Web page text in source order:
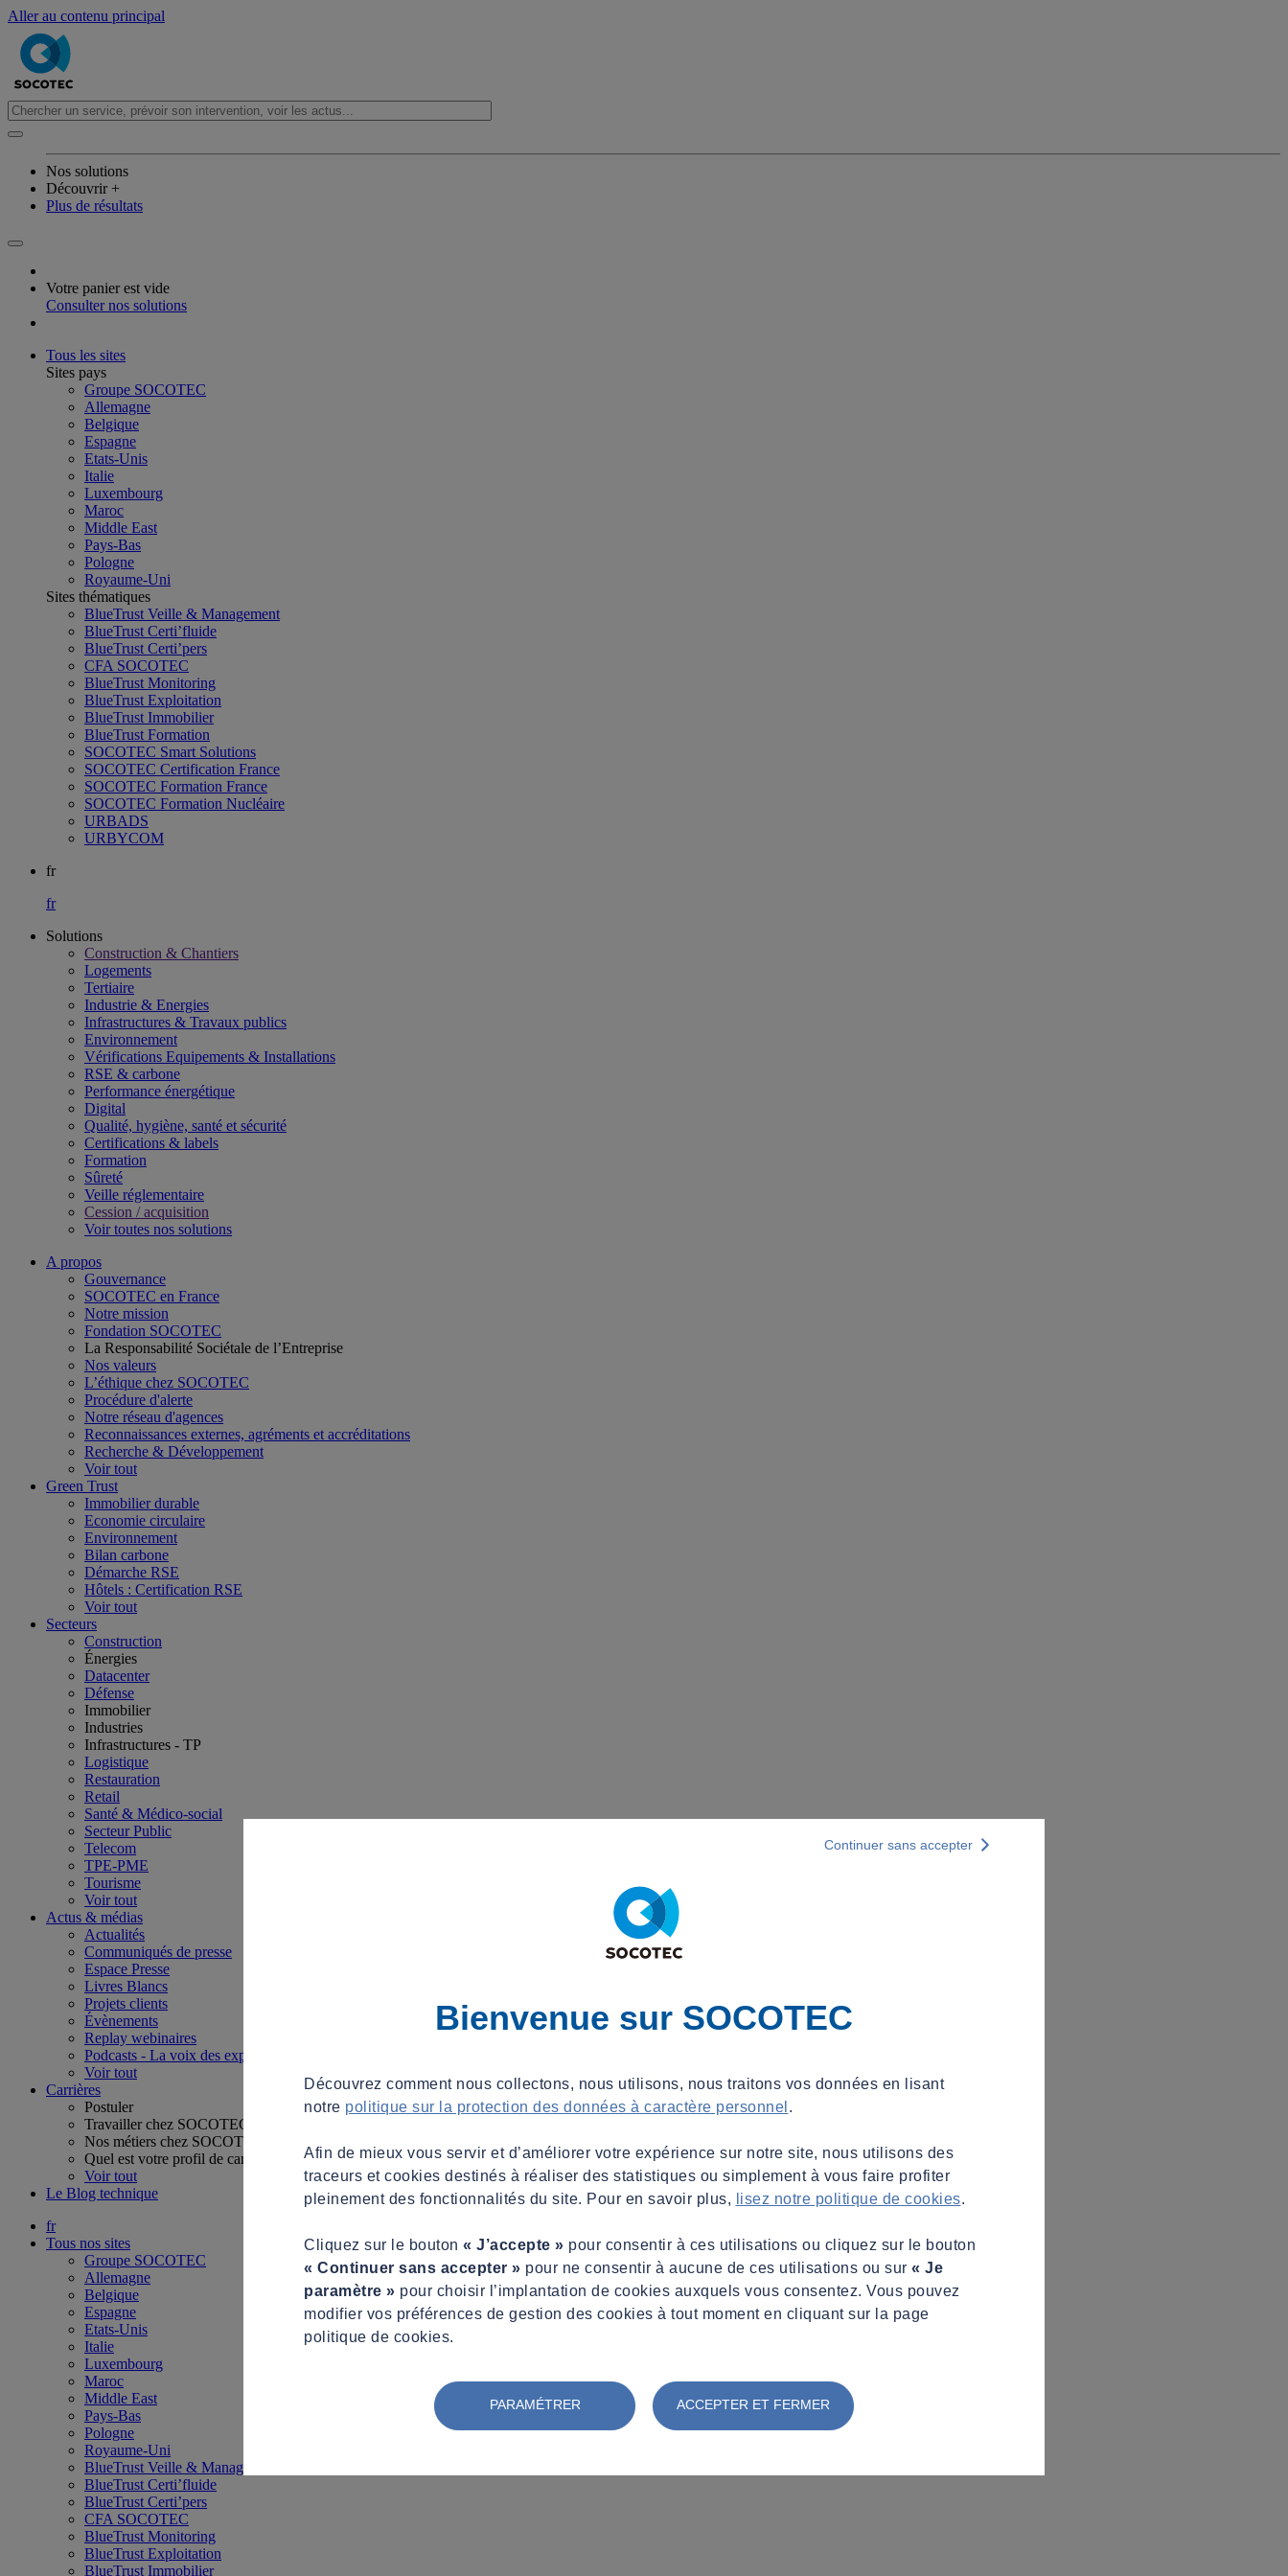
Aller au contenu principal
Nos solutions
Découvrir +
Plus de résultats
Votre panier est vide
Consulter nos solutions
Tous les sites
Sites pays
Groupe SOCOTEC
Allemagne
Belgique
Espagne
Etats-Unis
Italie
Luxembourg
Maroc
Middle East
Pays-Bas
Pologne
Royaume-Uni
Sites thématiques
BlueTrust Veille & Management
BlueTrust Certi’fluide
BlueTrust Certi’pers
CFA SOCOTEC
BlueTrust Monitoring
BlueTrust Exploitation
BlueTrust Immobilier
BlueTrust Formation
SOCOTEC Smart Solutions
SOCOTEC Certification France
SOCOTEC Formation France
SOCOTEC Formation Nucléaire
URBADS
URBYCOM
fr
fr
Solutions
Construction & Chantiers
Logements
Tertiaire​
Industrie & Energies
Infrastructures & Travaux publics​
Environnement​
Vérifications Equipements & Installations​
RSE & carbone​
Performance énergétique​
Digital
Qualité, hygiène, santé et sécurité​
Certifications & labels​
Formation​
Sûreté​
Veille réglementaire
Cession / acquisition​
Voir toutes nos solutions
A propos
Gouvernance
SOCOTEC en France
Notre mission
Fondation SOCOTEC
La Responsabilité Sociétale de l’Entreprise
Nos valeurs
L’éthique chez SOCOTEC
Procédure d'alerte
Notre réseau d'agences
Reconnaissances externes, agréments et accréditations
Recherche & Développement
Voir tout
Green Trust
Immobilier durable
Economie circulaire
Environnement
Bilan carbone
Démarche RSE
Hôtels : Certification RSE
Voir tout
Secteurs
Construction
Énergies
Datacenter
Défense
Immobilier
Industries
Infrastructures - TP
Logistique
Restauration
Retail
Santé & Médico-social
Secteur Public
Telecom
TPE-PME
Tourisme
Voir tout
Actus & médias
Actualités
Communiqués de presse
Espace Presse
Livres Blancs
Projets clients
Évènements
Replay webinaires
Podcasts - La voix des experts
Voir tout
Carrières
Postuler
Travailler chez SOCOTEC
Nos métiers chez SOCOTEC
Quel est votre profil de candidat ?
Voir tout
Le Blog technique
fr
Tous nos sites
Groupe SOCOTEC
Allemagne
Belgique
Espagne
Etats-Unis
Italie
Luxembourg
Maroc
Middle East
Pays-Bas
Pologne
Royaume-Uni
BlueTrust Veille & Management
BlueTrust Certi’fluide
BlueTrust Certi’pers
CFA SOCOTEC
BlueTrust Monitoring
BlueTrust Exploitation
BlueTrust Immobilier
Bienvenue sur SOCOTEC
Découvrez comment nous collectons, nous utilisons, nous traitons vos données en lisant
notre politique sur la protection des données à caractère personnel .
Afin de mieux vous servir et d’améliorer votre expérience sur notre site, nous utilisons des
traceurs et cookies destinés à réaliser des statistiques ou simplement à vous faire profiter
pleinement des fonctionnalités du site. Pour en savoir plus,
lisez notre politique de cookies.
Cliquez sur le bouton « J’accepte » pour consentir à ces utilisations ou cliquez sur le bouton
« Continuer sans accepter » pour ne consentir à aucune de ces utilisations ou sur « Je
paramètre » pour choisir l’implantation de cookies auxquels vous consentez. Vous pouvez
modifier vos préférences de gestion des cookies à tout moment en cliquant sur la page
politique de cookies.
PARAMÉTRER ACCEPTER ET FERMER
Continuer sans accepter